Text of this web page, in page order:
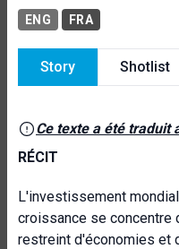
ENG FRA
Story Shotlist
Ce texte a été traduit
RÉCIT
L'investissement
croissance se concentre
restreint d'économies et